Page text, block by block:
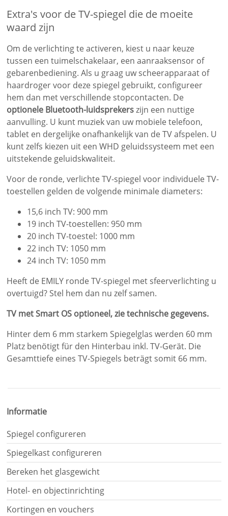
Extra's voor de TV-spiegel die de moeite
waard zijn
Om de verlichting te activeren, kiest u naar keuze
tussen een tuimelschakelaar, een aanraaksensor of
gebarenbediening. Als u graag uw scheerapparaat of
haardroger voor deze spiegel gebruikt, configureer
hem dan met verschillende stopcontacten. De
optionele Bluetooth-luidsprekerszijn een nuttige
aanvulling. U kunt muziek van uw mobiele telefoon,
tablet en dergelijke onafhankelijk van de TV afspelen. U
kunt zelfs kiezen uit een WHD geluidssysteem met een
uitstekende geluidskwaliteit.
Voor de ronde, verlichte TV-spiegel voor individuele TV-
toestellen gelden de volgende minimale diameters:
15,6 inch TV: 900 mm
19 inch TV-toestellen: 950 mm
20 inch TV-toestel: 1000 mm
22 inch TV: 1050 mm
24 inch TV: 1050 mm
Heeft de EMILY ronde TV-spiegel met sfeerverlichting u
overtuigd? Stel hem dan nu zelf samen.
TV met Smart OS optioneel, zie technische gegevens.
.
hebt
Ronde
spiegel
met
TV
en
sfeerverlichting
-
EMILY
Informatie
Spiegel configureren
Spiegelkast configureren
Bereken het glasgewicht
Hotel- en objectinrichting
Kortingen en vouchers